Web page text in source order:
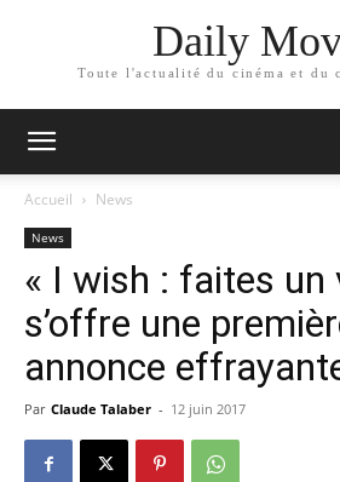
Daily
Toute l'actualité du cinéma et du
Accueil News
News
« I wish : faites
s’offre une
annonce
Par Claude Talaber - 12 juin 2017